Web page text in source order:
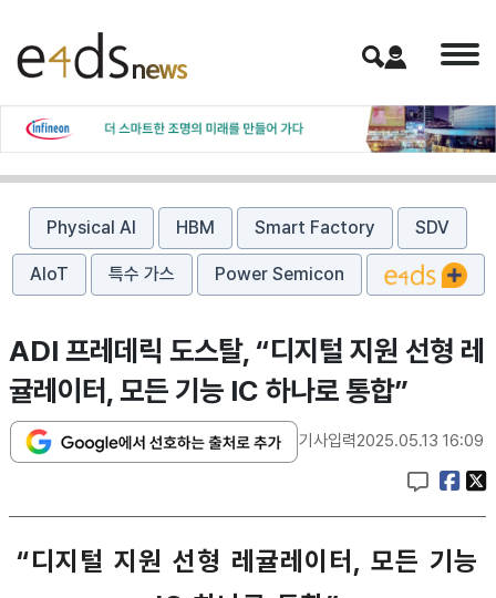
Physical AI HBM Smart Factory SDV
AIoT 특수 가스 Power Semicon
ADI 프레데릭 도스탈, “디지털 지원 선형 레
귤레이터, 모든 기능 IC 하나로 통합”
기사입력2025.05.13 16:09
“디지털 지원 선형 레귤레이터, 모든 기능